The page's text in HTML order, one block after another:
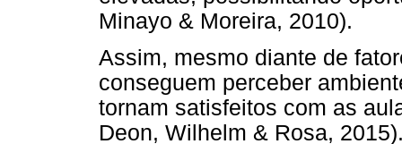
Minayo & Moreira, 2010).
Assim, mesmo diante de
conseguem perceber
tornam satisfeitos com as
Deon, Wilhelm & Rosa,